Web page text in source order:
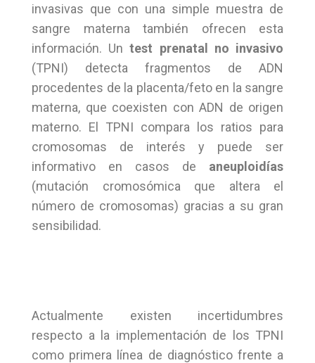
invasivas que con una simple muestra de
sangre materna también ofrecen esta
información. Untest prenatal no invasivo
(TPNI) detecta fragmentos de ADN
procedentes de la placenta/feto en la sangre
materna, que coexisten con ADN de origen
materno. El TPNI compara los ratios para
cromosomas de interés y puede ser
informativo en casos de aneuploidías
(mutación cromosómica que altera el
número de cromosomas) gracias a su gran
sensibilidad.
Actualmente existen incertidumbres
respecto a la implementación de los TPNI
como primera línea de diagnóstico frente a